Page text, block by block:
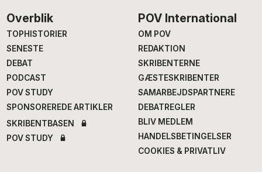
Footer
Overblik
TOPHISTORIER
SENESTE
DEBAT
PODCAST
POV STUDY
SPONSOREREDE ARTIKLER
SKRIBENTBASEN
POV STUDY
POV International
OM POV
REDAKTION
SKRIBENTERNE
GÆSTESKRIBENTER
SAMARBEJDSPARTNERE
DEBATREGLER
BLIV MEDLEM
HANDELSBETINGELSER
COOKIES & PRIVATLIV